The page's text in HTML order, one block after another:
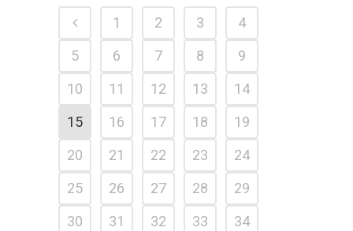
1 2 3
4
5
6 7 8
9
10
11 12 13
14
15
16 17 18
19
20
21 22 23
24
25
26 27 28
29
30
31 32 33
34